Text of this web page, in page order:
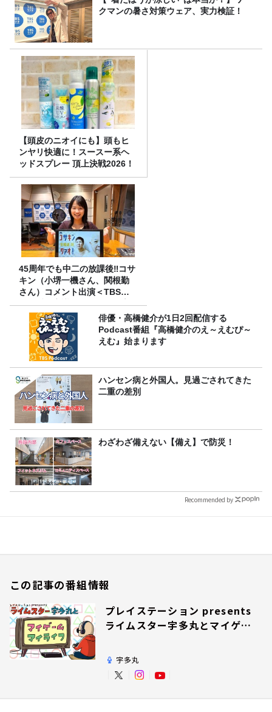
クマンの暑さ対策ウェア、実力検証！
【頭皮のニオイにも】頭もヒ
ンヤリ快適に！スースー系ヘ
ッドスプレー 頂上決戦2026！
45周年でも中二の放課後‼コサ
キン（小堺一機さん、関根勤
さん）コメント出演＜TBSラ
ジオ番組審議会からのご報告
俳優・高橋健介が1日2回配信する
Podcast番組『高橋健介のえ～えむぴ～
えむ』始まります
ハンセン病と外国人。見過ごされてきた
二重の差別
わざわざ備えない【備え】で防災！
Recommended by
この記事の番組情報
プレイステーション presents
ライムスター宇多丸とマイゲー
宇多丸